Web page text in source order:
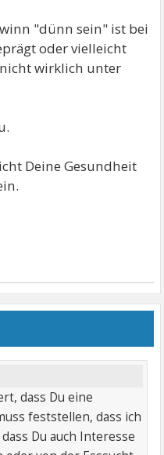
"dünn sein" ist bei
oder vielleicht
wirklich unter
Deine Gesundheit
dass Du eine
feststellen, dass ich
Du auch Interesse